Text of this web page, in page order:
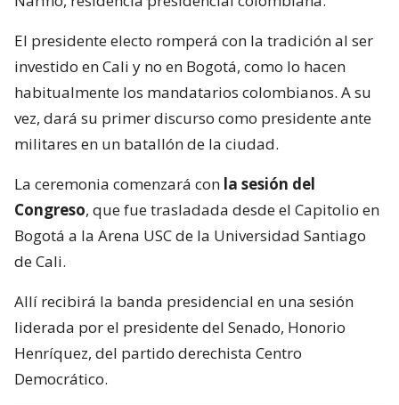
El presidente electo romperá con la tradición al ser
investido en Cali y no en Bogotá, como lo hacen
habitualmente los mandatarios colombianos. A su
vez, dará su primer discurso como presidente ante
militares en un batallón de la ciudad.
La ceremonia comenzará con la sesión del
Congreso, que fue trasladada desde el Capitolio en
Bogotá a la Arena USC de la Universidad Santiago
de Cali.
Allí recibirá la banda presidencial en una sesión
liderada por el presidente del Senado, Honorio
Henríquez, del partido derechista Centro
Democrático.